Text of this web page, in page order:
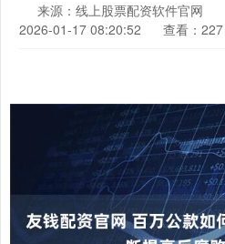
来源：线上股票配资软件官网
2026-01-17 08:20:52
查看：227